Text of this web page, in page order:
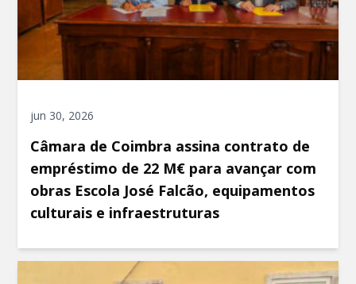
jun 30, 2026
Câmara de Coimbra assina contrato de
empréstimo de 22 M€ para avançar com
obras Escola José Falcão, equipamentos
culturais e infraestruturas